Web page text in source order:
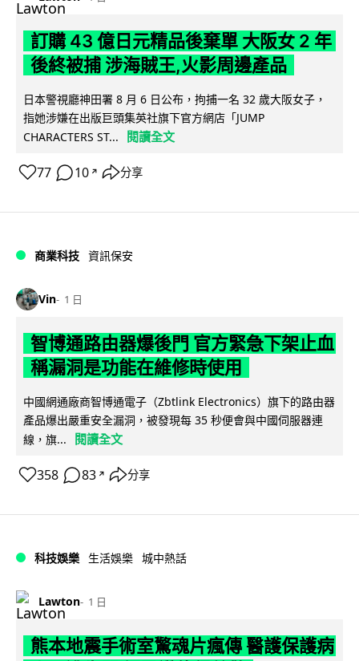
訂購 43 億日元精品後棄單 大阪女 2 年
後終被捕 涉海賊王,火影周邊產品
日本警視廳神田署 8 月 6 日公布，拘捕一名 32 歲大阪女子，
指她涉嫌在出版巨頭集英社旗下官方網店「JUMP
CHARACTERS ST...
閱讀全文
77 10 ↗ 分享
商業科技 資訊保安
Vin 1 日
智博通路由器爆後門 官方緊急下架止血
稱漏洞是功能在維修時使用
中國網通廠商智博通電子（Zbtlink Electronics）旗下的路由器
產品爆出嚴重安全漏洞，被發現每 35 秒便會與中國伺服器連
線，旗...
閱讀全文
358 83 ↗ 分享
科技娛樂 生活娛樂 城中熱話
Lawton 1 日
熊本地震手術室驚魂片瘋傳 醫護保護病